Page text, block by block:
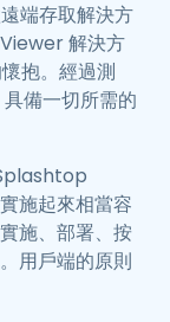
端存取解決方
解決方
抱。經過測
備一切所需的
施起來相當容
施、部署、按
用戶端的原則